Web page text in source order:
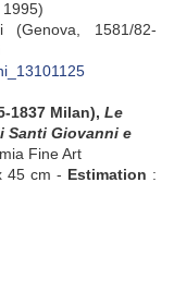
(Genova, 1581/82-
1837 Milan), Le
Santi Giovanni e
Fine Art
45 cm - Estimation :